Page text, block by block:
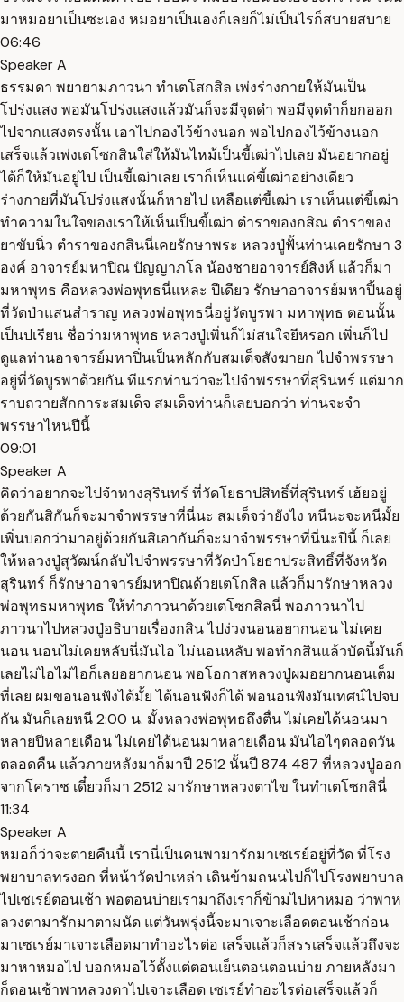
มาหมอยาเป็นซะเอง หมอยาเป็นเองก็เลยก็ไม่เป็นไรก็สบายสบาย
06:46
Speaker A
ธรรมดา พยายามภาวนา ทำเตโสกสิล เพ่งร่างกายให้มันเป็น
โปร่งแสง พอมันโปร่งแสงแล้วมันก็จะมีจุดดำ พอมีจุดดำก็ยกออก
ไปจากแสงตรงนั้น เอาไปกองไว้ข้างนอก พอไปกองไว้ข้างนอก
เสร็จแล้วเพ่งเตโซกสินใส่ให้มันไหม้เป็นขี้เฒ่าไปเลย มันอยากอยู่
ได้ก็ให้มันอยู่ไป เป็นขี้เฒ่าเลย เราก็เห็นแค่ขี้เฒ่าอย่างเดียว
ร่างกายที่มันโปร่งแสงนั้นก็หายไป เหลือแต่ขี้เฒ่า เราเห็นแต่ขี้เฒ่า
ทำความในใจของเราให้เห็นเป็นขี้เฒ่า ตำราของกสิณ ตำราของ
ยาขับนิ่ว ตำราของกสินนี่เคยรักษาพระ หลวงปู่ฟั้นท่านเคยรักษา 3
องค์ อาจารย์มหาปิณ ปัญญาภโล น้องชายอาจารย์สิงห์ แล้วก็มา
มหาพุทธ คือหลวงพ่อพุทธนี่แหละ ปีเดียว รักษาอาจารย์มหาปิ้นอยู่
ที่วัดป่าแสนสำราญ หลวงพ่อพุทธนี่อยู่วัดบูรพา มหาพุทธ ตอนนั้น
เป็นปเรียน ชื่อว่ามหาพุทธ หลวงปู่เพิ่นก็ไม่สนใจยีหรอก เพิ่นก็ไป
ดูแลท่านอาจารย์มหาปิ่นเป็นหลักกับสมเด็จสังฆายก ไปจำพรรษา
อยู่ที่วัดบูรพาด้วยกัน ทีแรกท่านว่าจะไปจำพรรษาที่สุรินทร์ แต่มาก
ราบถวายสักการะสมเด็จ สมเด็จท่านก็เลยบอกว่า ท่านจะจำ
พรรษาไหนปีนี้
09:01
Speaker A
คิดว่าอยากจะไปจำทางสุรินทร์ ที่วัดโยธาปสิทธิ์ที่สุรินทร์ เฮ้ยอยู่
ด้วยกันสิกันก็จะมาจำพรรษาที่นี่นะ สมเด็จว่ายังไง หนีนะจะหนีมั้ย
เพิ่นบอกว่ามาอยู่ด้วยกันสิเอากันก็จะมาจำพรรษาที่นี่นะปีนี้ ก็เลย
ให้หลวงปู่สุวัฒน์กลับไปจำพรรษาที่วัดป่าโยธาประสิทธิ์ที่จังหวัด
สุรินทร์ ก็รักษาอาจารย์มหาปิณด้วยเตโกสิล แล้วก็มารักษาหลวง
พ่อพุทธมหาพุทธ ให้ทำภาวนาด้วยเตโซกสิลนี่ พอภาวนาไป
ภาวนาไปหลวงปู่อธิบายเรื่องกสิน ไปง่วงนอนอยากนอน ไม่เคย
นอน นอนไม่เคยหลับนี่มันไอ ไม่นอนหลับ พอทำกสินแล้วบัดนี้มันก็
เลยไม่ไอไม่ไอก็เลยอยากนอน พอโอกาสหลวงปู่ผมอยากนอนเต็ม
ที่เลย ผมขอนอนฟังได้มั้ย ได้นอนฟังก็ได้ พอนอนฟังมันเทศน์ไปจบ
กัน มันก็เลยหนี 2:00 น. มั้งหลวงพ่อพุทธถึงตื่น ไม่เคยได้นอนมา
หลายปีหลายเดือน ไม่เคยได้นอนมาหลายเดือน มันไอไๆตลอดวัน
ตลอดคืน แล้วภายหลังมาก็มาปี 2512 นั้นปี 874 487 ที่หลวงปู่ออก
จากโคราช เดี๋ยวก็มา 2512 มารักษาหลวงตาไข ในทำเตโซกสินี่
11:34
Speaker A
หมอก็ว่าจะตายคืนนี้ เรานี่เป็นคนพามารักมาเซเรย์อยู่ที่วัด ที่โรง
พยาบาลทรงอก ที่หน้าวัดป่าเหล่า เดินข้ามถนนไปก็ไปโรงพยาบาล
ไปเซเรย์ตอนเช้า พอตอนบ่ายเรามาถึงเราก็ข้ามไปหาหมอ ว่าพาห
ลวงตามารักมาตามนัด แต่วันพรุ่งนี้จะมาเจาะเลือดตอนเช้าก่อน
มาเซเรย์มาเจาะเลือดมาทำอะไรต่อ เสร็จแล้วก็สรรเสร็จแล้วถึงจะ
มาหาหมอไป บอกหมอไว้ตั้งแต่ตอนเย็นตอนตอนบ่าย ภายหลังมา
ก็ตอนเช้าพาหลวงตาไปเจาะเลือด เซเรย์ทำอะไรต่อเสร็จแล้วก็